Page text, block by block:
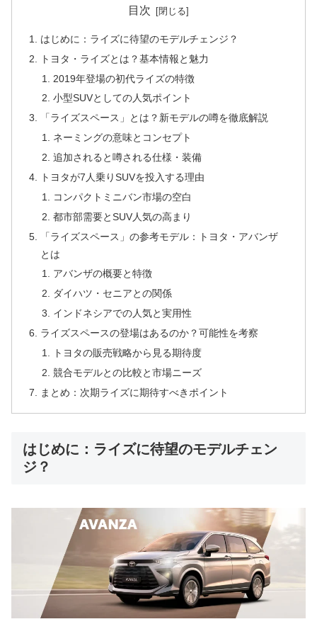
目次
はじめに：ライズに待望のモデルチェンジ？
トヨタ・ライズとは？基本情報と魅力
2019年登場の初代ライズの特徴
小型SUVとしての人気ポイント
「ライズスペース」とは？新モデルの噂を徹底解説
ネーミングの意味とコンセプト
追加されると噂される仕様・装備
トヨタが7人乗りSUVを投入する理由
コンパクトミニバン市場の空白
都市部需要とSUV人気の高まり
「ライズスペース」の参考モデル：トヨタ・アバンザ
とは
アバンザの概要と特徴
ダイハツ・セニアとの関係
インドネシアでの人気と実用性
ライズスペースの登場はあるのか？可能性を考察
トヨタの販売戦略から見る期待度
競合モデルとの比較と市場ニーズ
まとめ：次期ライズに期待すべきポイント
はじめに：ライズに待望のモデルチェン
ジ？